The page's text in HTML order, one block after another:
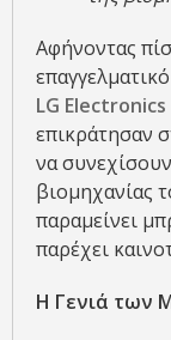
Αφήνοντας
LG Electronics
επικράτησαν
να
βιομηχανίας
παραμείνει
παρέχει
H Γενιά των